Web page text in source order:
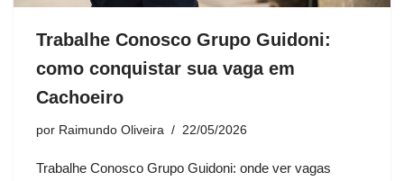
Trabalhe Conosco Grupo Guidoni:
como conquistar sua vaga em
Cachoeiro
por Raimundo Oliveira 22/05/2026
Trabalhe Conosco Grupo Guidoni: onde ver vagas